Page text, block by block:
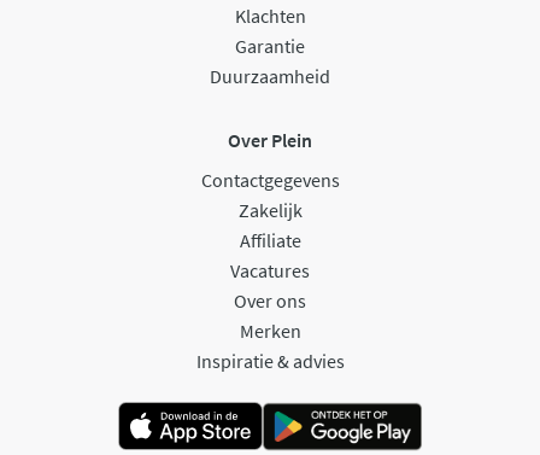
Klachten
Garantie
Duurzaamheid
Over Plein
Contactgegevens
Zakelijk
Affiliate
Vacatures
Over ons
Merken
Inspiratie & advies